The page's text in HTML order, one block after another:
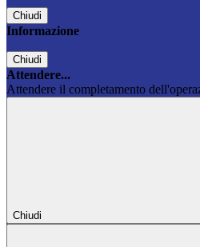
Chiudi
Informazione
Chiudi
Attendere...
Attendere il completamento
Chiudi